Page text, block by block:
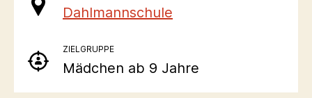
Dahlmannschule
ZIELGRUPPE
Mädchen ab 9 Jahre